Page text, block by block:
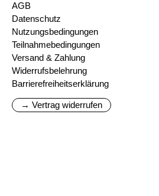
AGB
Datenschutz
Nutzungsbedingungen
Teilnahmebedingungen
Versand & Zahlung
Widerrufsbelehrung
Barrierefreiheitserklärung
→ Vertrag widerrufen